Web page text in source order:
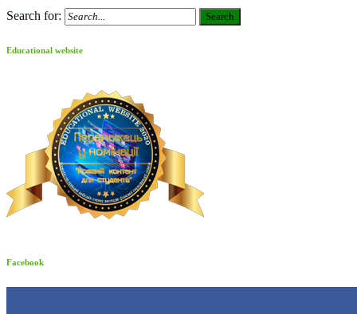
Search for: Search
Educational website
Facebook